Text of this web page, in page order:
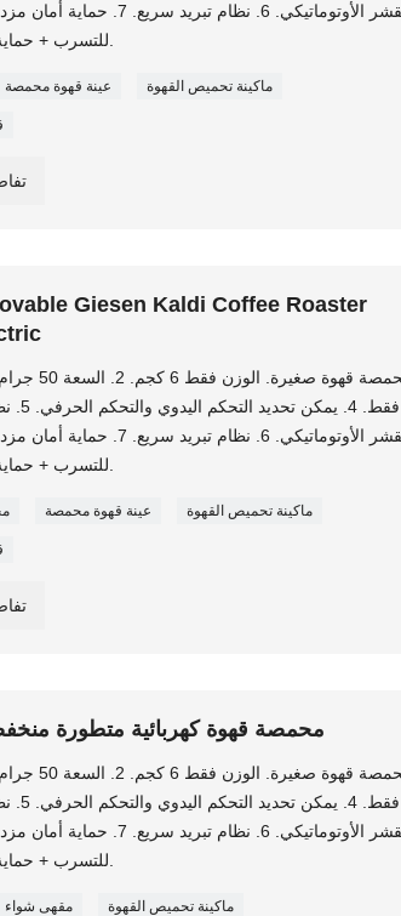
القشر الأوتوماتيكي. 6. نظام
عينة قهوة محمصة ماكينة تحميص القهوة
Giesen Kaldi Coffee Roaster
القشر الأوتوماتيكي. 6. نظام
عينة قهوة محمصة ماكينة تحميص القهوة
محمصة قهوة كهربائية متطورة
القشر الأوتوماتيكي. 6. نظام
مقهى شواء ماكينة تحميص القهوة